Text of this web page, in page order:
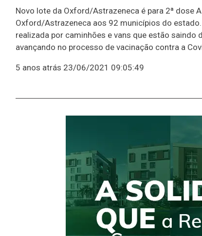
Novo lote da Oxford/Astrazeneca é para 2ª dose
Oxford/Astrazeneca aos 92 municípios do
realizada por caminhões e vans que estão saindo
avançando no processo de vacinação contra a
5 anos atrás 23/06/2021 09:05:49